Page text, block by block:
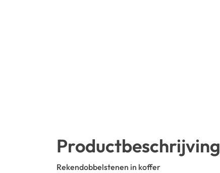
Productbeschrijving
Rekendobbelstenen in koffer